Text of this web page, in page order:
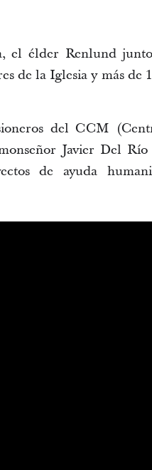
el élder Renlund
de la Iglesia y más de
del CCM
Javier Del
de ayuda